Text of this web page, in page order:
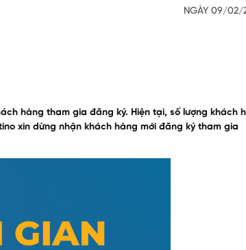
NGÀY 09/02/
hàng tham gia đăng ký. Hiện tại, số lượng khách
xin dừng nhận khách hàng mới đăng ký tham gia